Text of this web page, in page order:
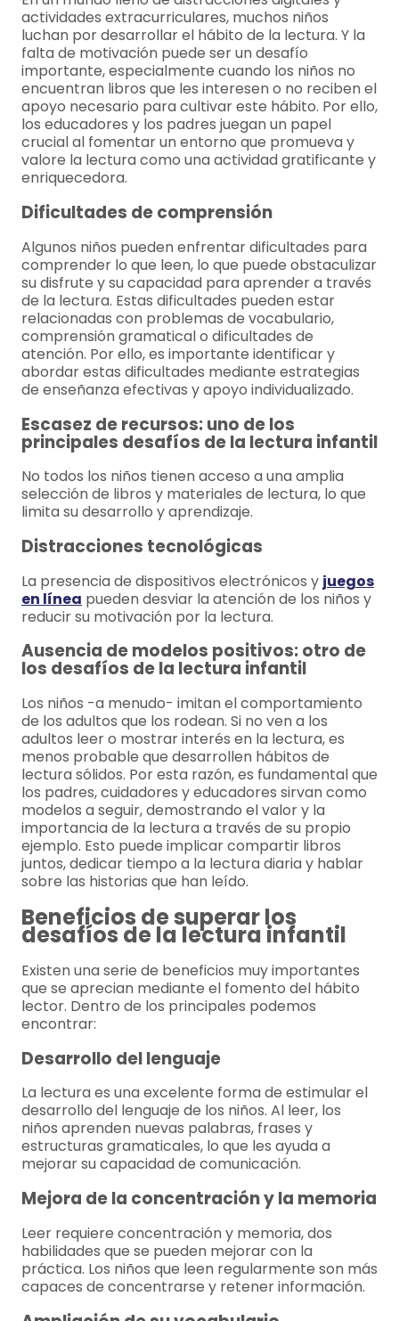
actividades extracurriculares, muchos niños
luchan por desarrollar el hábito de la lectura. Y la
falta de motivación puede ser un desafío
importante, especialmente cuando los niños no
encuentran libros que les interesen o no reciben el
apoyo necesario para cultivar este hábito. Por ello,
los educadores y los padres juegan un papel
crucial al fomentar un entorno que promueva y
valore la lectura como una actividad gratificante y
enriquecedora.
Dificultades de comprensión
Algunos niños pueden enfrentar dificultades para
comprender lo que leen, lo que puede obstaculizar
su disfrute y su capacidad para aprender a través
de la lectura. Estas dificultades pueden estar
relacionadas con problemas de vocabulario,
comprensión gramatical o dificultades de
atención. Por ello, es importante identificar y
abordar estas dificultades mediante estrategias
de enseñanza efectivas y apoyo individualizado.
Escasez de recursos: uno de los
principales desafíos de la lectura infantil
No todos los niños tienen acceso a una amplia
selección de libros y materiales de lectura, lo que
limita su desarrollo y aprendizaje.
Distracciones tecnológicas
La presencia de dispositivos electrónicos y juegos
en línea pueden desviar la atención de los niños y
reducir su motivación por la lectura.
Ausencia de modelos positivos: otro de
los desafíos de la lectura infantil
Los niños -a menudo- imitan el comportamiento
de los adultos que los rodean. Si no ven a los
adultos leer o mostrar interés en la lectura, es
menos probable que desarrollen hábitos de
lectura sólidos. Por esta razón, es fundamental que
los padres, cuidadores y educadores sirvan como
modelos a seguir, demostrando el valor y la
importancia de la lectura a través de su propio
ejemplo. Esto puede implicar compartir libros
juntos, dedicar tiempo a la lectura diaria y hablar
sobre las historias que han leído.
Beneficios de superar los
desafíos de la lectura infantil
Existen una serie de beneficios muy importantes
que se aprecian mediante el fomento del hábito
lector. Dentro de los principales podemos
encontrar:
Desarrollo del lenguaje
La lectura es una excelente forma de estimular el
desarrollo del lenguaje de los niños. Al leer, los
niños aprenden nuevas palabras, frases y
estructuras gramaticales, lo que les ayuda a
mejorar su capacidad de comunicación.
Mejora de la concentración y la memoria
Leer requiere concentración y memoria, dos
habilidades que se pueden mejorar con la
práctica. Los niños que leen regularmente son más
capaces de concentrarse y retener información.